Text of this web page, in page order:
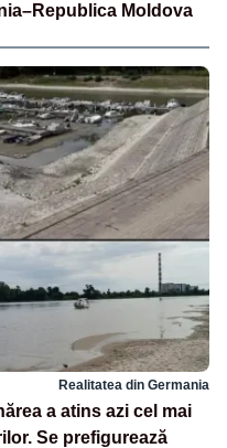
Moldova
Realitatea din Germania
a atins azi cel mai
Se prefigurează